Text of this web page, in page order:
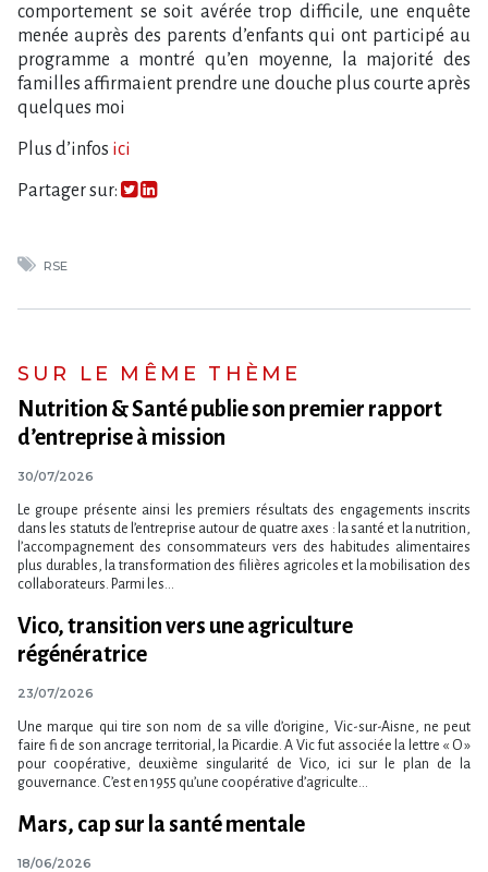
comportement se soit avérée trop difficile, une enquête
menée auprès des parents d’enfants qui ont participé au
programme a montré qu’en moyenne, la majorité des
familles affirmaient prendre une douche plus courte après
quelques moi
Plus d​‌’infos ici
Partager sur:
RSE
SUR LE MÊME THÈME
Nutrition & Santé publie son premier rapport
d’entreprise à mission
30/07/2026
Le groupe présente ainsi les premiers résultats des engagements inscrits
dans les statuts de l​‌’entreprise autour de quatre axes : la santé et la nutrition,
l​‌’accompagnement des consommateurs vers des habitudes alimentaires
plus durables, la transformation des filières agricoles et la mobilisation des
collaborateurs. Parmi les...
Vico, transition vers une agriculture
régénératrice
23/07/2026
Une marque qui tire son nom de sa ville d’origine, Vic-sur-Aisne, ne peut
faire fi de son ancrage territorial, la Picardie. A Vic fut associée la lettre « O »
pour coopérative, deuxième singularité de Vico, ici sur le plan de la
gouvernance. C’est en 1955 qu’une coopérative d’agriculte...
Mars, cap sur la santé mentale
18/06/2026